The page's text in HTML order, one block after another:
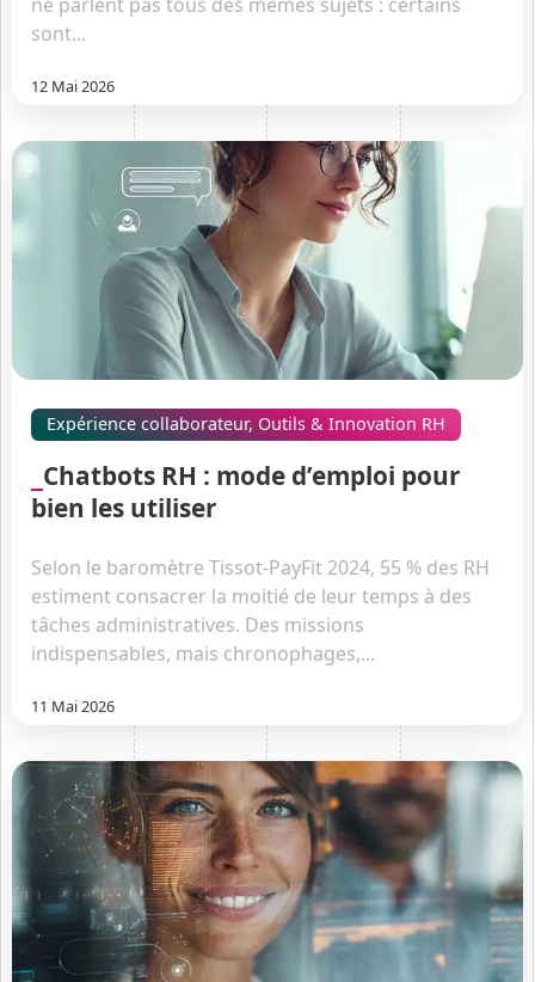
sont...
12 Mai 2026
Expérience collaborateur,Outils & Innovation RH
Chatbots RH : mode d’emploi pour
bien les utiliser
Selon le baromètre Tissot-PayFit 2024, 55 % des RH
estiment consacrer la moitié de leur temps à des
tâches administratives. Des missions
indispensables, mais chronophages,...
11 Mai 2026